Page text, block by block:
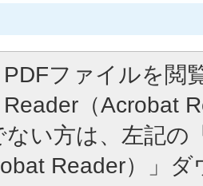
PDFファイルを閲
Reader（Acrobat
い方は、左記の
Reader）」